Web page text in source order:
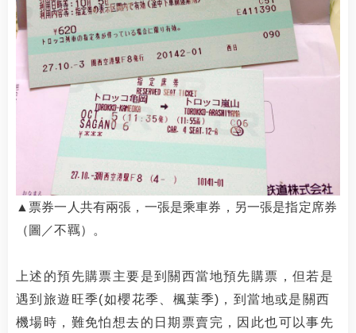
▲票券一人共有兩張，一張是乘車券，另一張是指定席券
（圖／不羈）。
上述的預先購票主要是到關西當地預先購票，但若是
遇到旅遊旺季(如櫻花季、楓葉季)，到當地或是關西
機場時，難免怕想去的日期票賣完，因此也可以事先